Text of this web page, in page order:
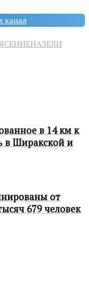
канал
НАЗЕЛИ
в 14 км к
в Ширакской и
от
679 человек